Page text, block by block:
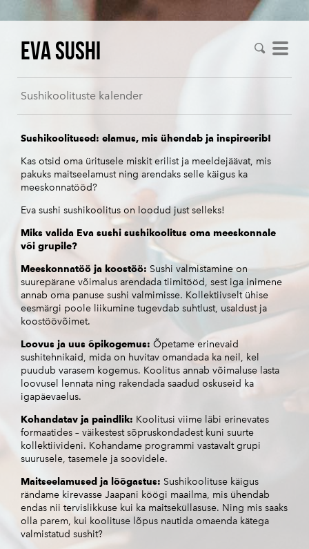
Eva Sushi
Sushikoolituste kalender
Sushikoolitused: elamus, mis ühendab ja inspireerib!
Kas otsid oma üritusele miskit erilist ja meeldejäävat, mis
pakuks maitseelamust ning arendaks selle käigus ka
meeskonnatööd?
Eva sushi sushikoolitus on loodud just selleks!
Miks valida Eva sushi sushikoolitus oma meeskonnale
või grupile?
Meeskonnatöö ja koostöö: Sushi valmistamine on
suurepärane võimalus arendada tiimitööd, sest iga inimene
annab oma panuse sushi valmimisse. Kollektiivselt ühise
eesmärgi poole liikumine tugevdab suhtlust, usaldust ja
koostöövõimet.
Loovus ja uus õpikogemus: Õpetame erinevaid
sushitehnikaid, mida on huvitav omandada ka neil, kel
puudub varasem kogemus. Koolitus annab võimaluse lasta
loovusel lennata ning rakendada saadud oskuseid ka
igapäevaelus.
Kohandatav ja paindlik: Koolitusi viime läbi erinevates
formaatides – väikestest sõpruskondadest kuni suurte
kollektiivideni. Kohandame programmi vastavalt grupi
suurusele, tasemele ja soovidele.
Maitseelamused ja lõõgastus: Sushikoolituse käigus
rändame kirevasse Jaapani köögi maailma, mis ühendab
endas nii tervislikkuse kui ka maitseküllasuse. Ning mis saaks
olla parem, kui koolituse lõpus nautida omaenda kätega
valmistatud sushit?